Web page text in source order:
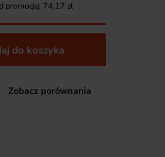
promocją: 74,17 zł
do koszyka
Zobacz porównania